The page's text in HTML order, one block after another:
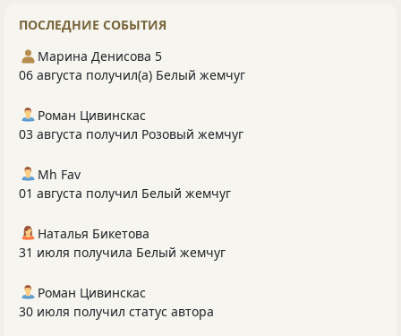
ПОСЛЕДНИЕ СОБЫТИЯ
Марина Денисова 5
06 августа получил(а) Белый жемчуг
Роман Цивинскас
03 августа получил Розовый жемчуг
Mh Fav
01 августа получил Белый жемчуг
Наталья Бикетова
31 июля получила Белый жемчуг
Роман Цивинскас
30 июля получил статус автора